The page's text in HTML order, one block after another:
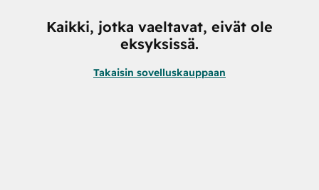
Kaikki, jotka vaeltavat, eivät ole
eksyksissä.
Takaisin sovelluskauppaan